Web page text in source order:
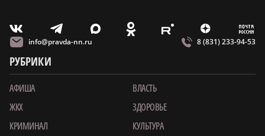
V T X O E Z m
info@pravda-nn.ru 8 (831) 233-94-53
РУБРИКИ
АФИША
ВЛАСТЬ
ЖКХ
ЗДОРОВЬЕ
КРИМИНАЛ
КУЛЬТУРА